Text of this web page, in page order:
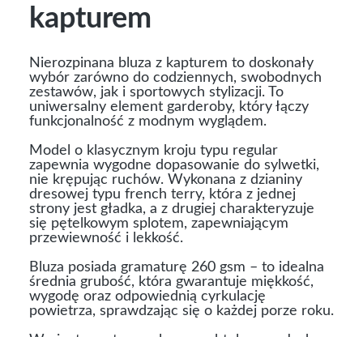
kapturem
Nierozpinana bluza z kapturem to doskonały
wybór zarówno do codziennych, swobodnych
zestawów, jak i sportowych stylizacji. To
uniwersalny element garderoby, który łączy
funkcjonalność z modnym wyglądem.
Model o klasycznym kroju typu regular
zapewnia wygodne dopasowanie do sylwetki,
nie krępując ruchów. Wykonana z dzianiny
dresowej typu french terry, która z jednej
strony jest gładka, a z drugiej charakteryzuje
się pętelkowym splotem, zapewniającym
przewiewność i lekkość.
Bluza posiada gramaturę 260 gsm – to idealna
średnia grubość, która gwarantuje miękkość,
wygodę oraz odpowiednią cyrkulację
powietrza, sprawdzając się o każdej porze roku.